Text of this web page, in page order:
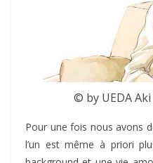
© by UEDA
Pour une fois nous avons
l’un est même à priori